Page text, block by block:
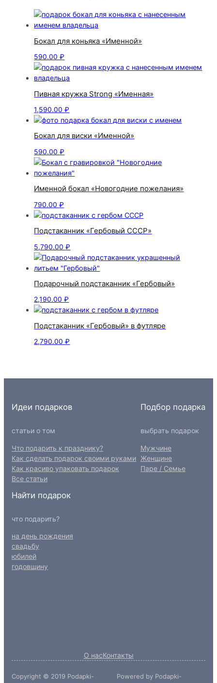
Бокал для коньяка «Именной»
590.00₽
Пивная кружка Strong «Именная»
1,590.00₽
Бокал для виски «Именной»
590.00₽
Именной бокал «Новогодние пожелания»
790.00₽
Подстаканник «Гербовый СССР»
5,790.00₽
Подарочный подстаканник «Гербовый»
2,190.00₽
Подстаканник «Гербовый» в футляре
2,790.00₽
Идеи подарков
статьи о том
Что подарить к празднику?
Как сделать подарок своими руками
Как красиво упаковать подарок
Все статьи
Подбор подарка
выбрать подарок
Мужчине
Женщине
Паре / Семье
Найти подарок
что подарить?
на день рождения
свадьбу
юбилей
годовщину
О насКонтакты
Copyright © 2019 Podapki-
Powered by Podapki-